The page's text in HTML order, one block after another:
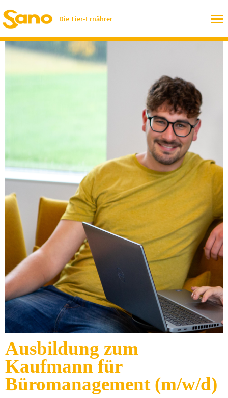
Die Tier-Ernährer
Ausbildung zum
Kaufmann für
Büromanagement (m/w/d)